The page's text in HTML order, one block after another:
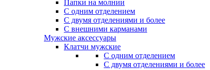
Папки на молнии
С одним отделением
С двумя отделениями и более
С внешними карманами
Мужские аксессуары
Клатчи мужские
С одним отделением
С двумя отделениями и более